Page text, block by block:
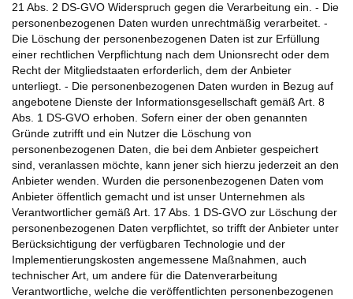
21 Abs. 2 DS-GVO Widerspruch gegen die Verarbeitung ein. - Die
personenbezogenen Daten wurden unrechtmäßig verarbeitet. -
Die Löschung der personenbezogenen Daten ist zur Erfüllung
einer rechtlichen Verpflichtung nach dem Unionsrecht oder dem
Recht der Mitgliedstaaten erforderlich, dem der Anbieter
unterliegt. - Die personenbezogenen Daten wurden in Bezug auf
angebotene Dienste der Informationsgesellschaft gemäß Art. 8
Abs. 1 DS-GVO erhoben. Sofern einer der oben genannten
Gründe zutrifft und ein Nutzer die Löschung von
personenbezogenen Daten, die bei dem Anbieter gespeichert
sind, veranlassen möchte, kann jener sich hierzu jederzeit an den
Anbieter wenden. Wurden die personenbezogenen Daten vom
Anbieter öffentlich gemacht und ist unser Unternehmen als
Verantwortlicher gemäß Art. 17 Abs. 1 DS-GVO zur Löschung der
personenbezogenen Daten verpflichtet, so trifft der Anbieter unter
Berücksichtigung der verfügbaren Technologie und der
Implementierungskosten angemessene Maßnahmen, auch
technischer Art, um andere für die Datenverarbeitung
Verantwortliche, welche die veröffentlichten personenbezogenen